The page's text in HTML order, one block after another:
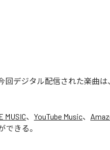
回デジタル配信された楽曲は
MUSIC、 YouTube Music、
できる。